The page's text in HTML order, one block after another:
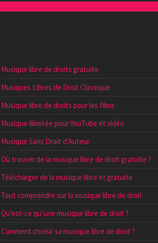
Musique libre de droits gratuite
Musiques Libres de Droit Classique
Musique libre de droits pour les films
Musique illimitée pour YouTube et vidéo
Musique Sans Droit d’Auteur
Où trouver de la musique libre de droit gratuite ?
Télécharger de la musique libre et gratuite
Tout comprendre sur la musique libre de droit
Qu’est-ce qu’une musique libre de droit ?
Comment choisir sa musique libre de droit ?